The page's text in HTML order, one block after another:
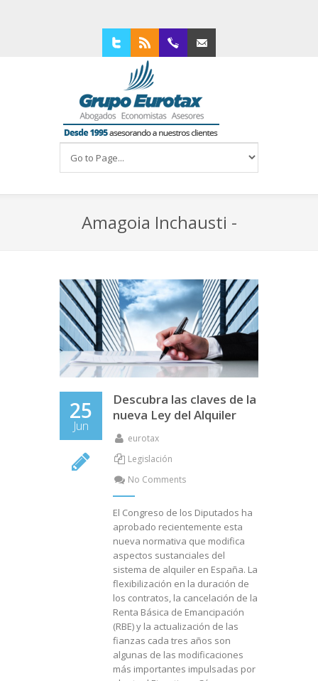
TwitterRSS
Amagoia Inchausti -
25
Jun
Descubra las claves de la
nueva Ley del Alquiler
eurotax
Legislación
No Comments
El Congreso de los Diputados ha
aprobado recientemente esta
nueva normativa que modifica
aspectos sustanciales del
sistema de alquiler en España. La
flexibilización en la duración de
los contratos, la cancelación de la
Renta Básica de Emancipación
(RBE) y la actualización de las
fianzas cada tres años son
algunas de las modificaciones
más importantes impulsadas por